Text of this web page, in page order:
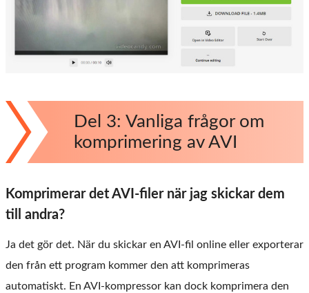
Del 3: Vanliga frågor om
komprimering av AVI
Komprimerar det AVI-filer när jag skickar dem
till andra?
Ja det gör det. När du skickar en AVI-fil online eller exporterar
den från ett program kommer den att komprimeras
automatiskt. En AVI-kompressor kan dock komprimera den